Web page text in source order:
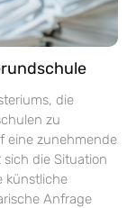
die
zu
eine zunehmende
sich die Situation
künstliche
Anfrage